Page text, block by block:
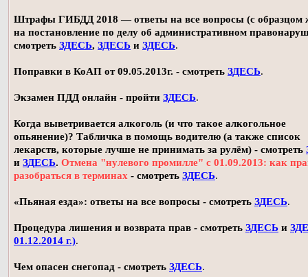
Штрафы ГИБДД 2018 — ответы на все вопросы (с образцом
на постановление по делу об административном
смотреть ЗДЕСЬ, ЗДЕСЬ и ЗДЕСЬ.
Поправки в КоАП от 09.05.2013г. - смотреть ЗДЕСЬ.
Экзамен ПДД онлайн - пройти ЗДЕСЬ.
Когда выветривается алкоголь (и что такое алкогольное
опьянение)? Табличка в помощь водителю (а также список
лекарств, которые лучше не принимать за рулём) - смотреть
и ЗДЕСЬ. Отмена "нулевого промилле" с 01.09.2013: как
разобраться в терминах - смотреть ЗДЕСЬ.
«Пьяная езда»: ответы на все вопросы - смотреть ЗДЕСЬ.
Процедура лишения и возврата прав - смотреть ЗДЕСЬ и
01.12.2014 г.).
Чем опасен снегопад - смотреть ЗДЕСЬ.